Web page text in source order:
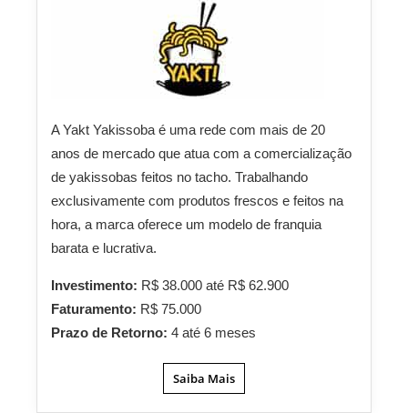
A Yakt Yakissoba é uma rede com mais de 20
anos de mercado que atua com a comercialização
de yakissobas feitos no tacho. Trabalhando
exclusivamente com produtos frescos e feitos na
hora, a marca oferece um modelo de franquia
barata e lucrativa.
Investimento: R$ 38.000 até R$ 62.900
Faturamento: R$ 75.000
Prazo de Retorno: 4 até 6 meses
Saiba Mais